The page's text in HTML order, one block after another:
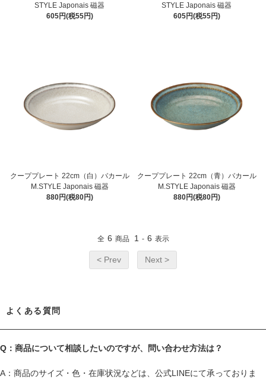
STYLE Japonais 磁器
605円(税55円)
STYLE Japonais 磁器
605円(税55円)
クーププレート 22cm（白）バカール
M.STYLE Japonais 磁器
880円(税80円)
クーププレート 22cm（青）バカール
M.STYLE Japonais 磁器
880円(税80円)
全 6 商品 1 - 6 表示
< Prev Next >
よくある質問
Q：商品について相談したいのですが、問い合わせ方法は？
A：商品のサイズ・色・在庫状況などは、公式LINEにて承っておりま